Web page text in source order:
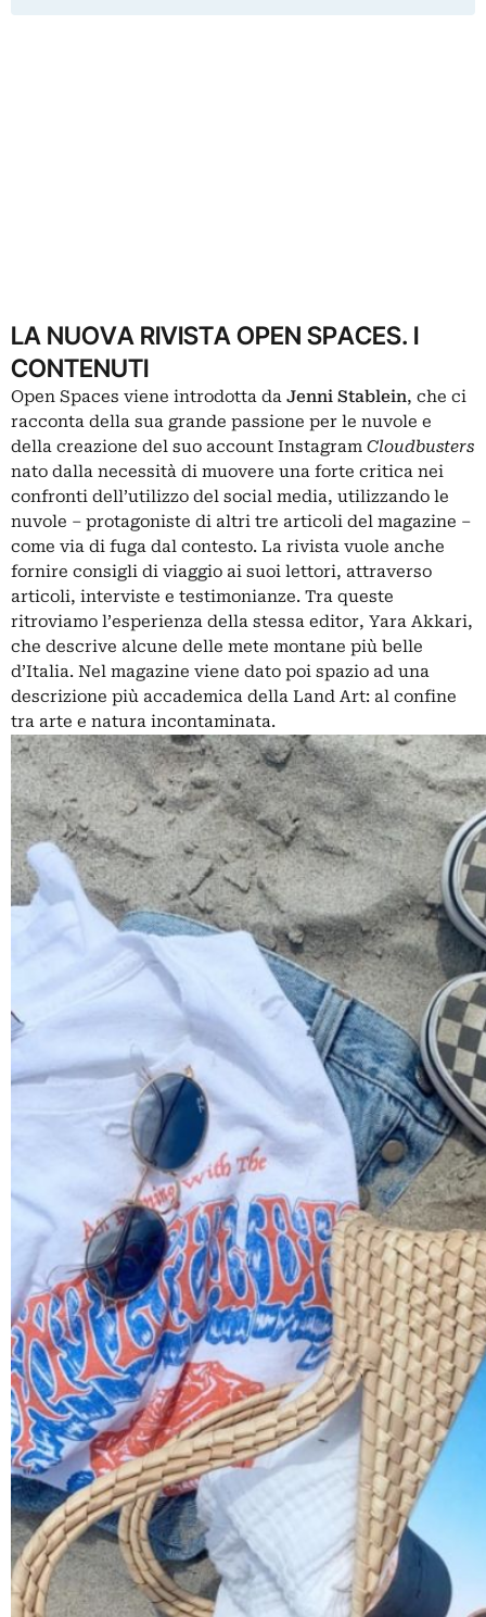
LA NUOVA RIVISTA OPEN SPACES. I
CONTENUTI
Open Spaces viene introdotta da Jenni Stablein, che ci
racconta della sua grande passione per le nuvole e
della creazione del suo account Instagram Cloudbusters
nato dalla necessità di muovere una forte critica nei
confronti dell’utilizzo del social media, utilizzando le
nuvole – protagoniste di altri tre articoli del magazine –
come via di fuga dal contesto. La rivista vuole anche
fornire consigli di viaggio ai suoi lettori, attraverso
articoli, interviste e testimonianze. Tra queste
ritroviamo l’esperienza della stessa editor, Yara Akkari,
che descrive alcune delle mete montane più belle
d’Italia. Nel magazine viene dato poi spazio ad una
descrizione più accademica della Land Art: al confine
tra arte e natura incontaminata.